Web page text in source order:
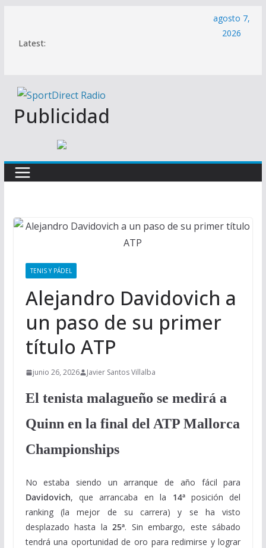
contenido
Latest:
agosto 7,
2026
Publicidad
TENIS Y PÁDEL
Alejandro Davidovich a
un paso de su primer
título ATP
junio 26, 2026 Javier Santos Villalba
El tenista malagueño se medirá a
Quinn en la final del ATP Mallorca
Championships
No estaba siendo un arranque de año fácil para
Davidovich, que arrancaba en la 14ªposición del
ranking (la mejor de su carrera) y se ha visto
desplazado hasta la25ª. Sin embargo, este sábado
tendrá una oportunidad de oro para redimirse y lograr